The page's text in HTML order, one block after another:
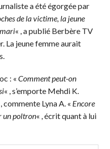
a été égorgée par
de la victime, la jeune
« , a publié Berbère TV
La jeune femme aurait
: «Comment peut-on
« , s’emporte Mehdi K.
, commente Lyna A. « Encore
un poltron« , écrit quant à lui